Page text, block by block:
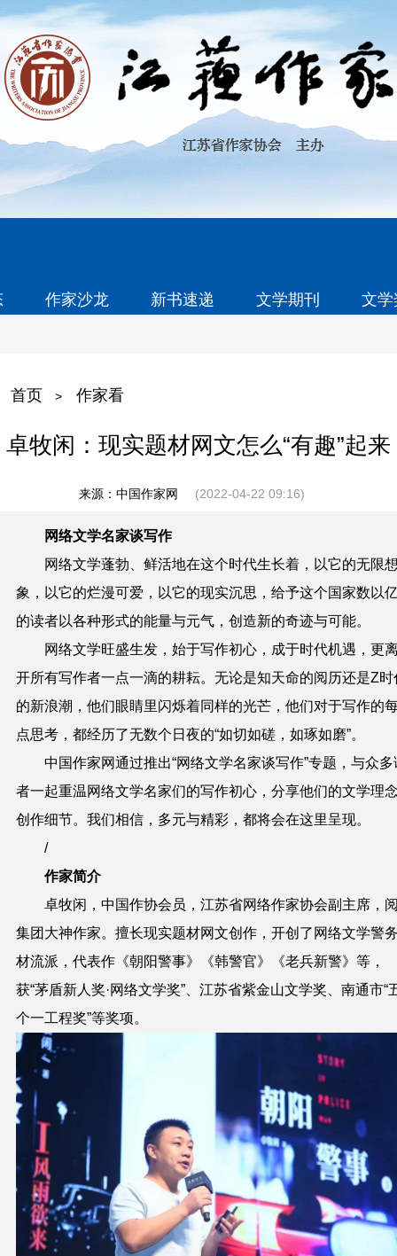
作家沙龙 新书速递 文学期刊 文
首页 > 作家看
卓牧闲：现实题材网文怎么“有趣”起来
来源：中国作家网 (2022-04-22 09:16)
网络文学名家谈写作
网络文学蓬勃、鲜活地在这个时代生长着，以它的无限
象，以它的烂漫可爱，以它的现实沉思，给予这个国家数以
的读者以各种形式的能量与元气，创造新的奇迹与可能。
网络文学旺盛生发，始于写作初心，成于时代机遇，更
开所有写作者一点一滴的耕耘。无论是知天命的阅历还是Z时
的新浪潮，他们眼睛里闪烁着同样的光芒，他们对于写作的
点思考，都经历了无数个日夜的“如切如磋，如琢如磨”。
中国作家网通过推出“网络文学名家谈写作”专题，与众多
者一起重温网络文学名家们的写作初心，分享他们的文学理
创作细节。我们相信，多元与精彩，都将会在这里呈现。
/
作家简介
卓牧闲，中国作协会员，江苏省网络作家协会副主席，
集团大神作家。擅长现实题材网文创作，开创了网络文学警
材流派，代表作《朝阳警事》《韩警官》《老兵新警》等，
获“茅盾新人奖·网络文学奖”、江苏省紫金山文学奖、南通市“
个一工程奖”等奖项。